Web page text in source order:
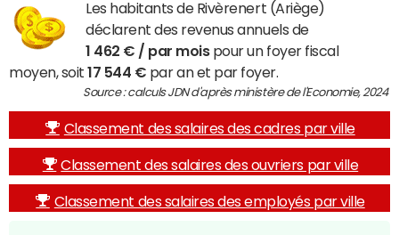
Les habitants de Rivèrenert (Ariège)
déclarent des revenus annuels de
1 462 € / par moispour un foyer fiscal
moyen, soit17 544 € par an et par foyer.
Source : calculs JDN d'après ministère de l'Economie, 2024
Classement des salaires des cadres par ville
Classement des salaires des ouvriers par ville
Classement des salaires des employés par ville